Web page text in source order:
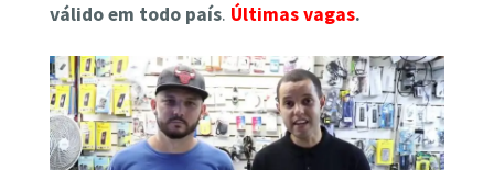
válido em todo país. Últimas vagas.